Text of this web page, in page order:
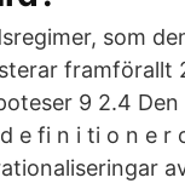
som
framförallt
9 2.4
e fi n i ti o n e r